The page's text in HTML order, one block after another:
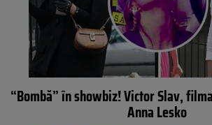
“Bombă” în showbiz! Victor Slav,
Anna Lesko